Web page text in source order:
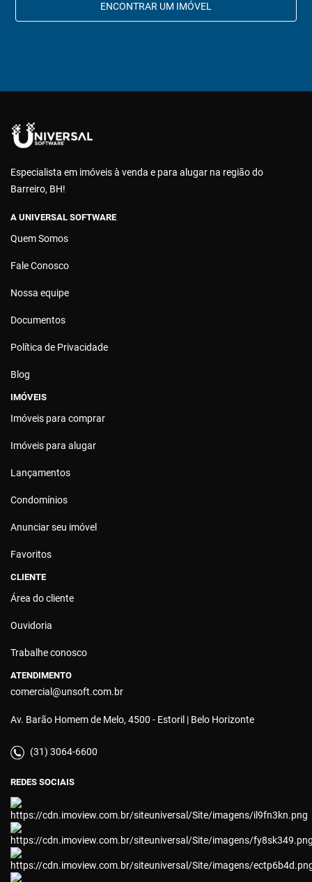
ENCONTRAR UM IMÓVEL
Especialista em imóveis à venda e para alugar na região do
Barreiro, BH!
A UNIVERSAL SOFTWARE
Quem Somos
Fale Conosco
Nossa equipe
Documentos
Política de Privacidade
Blog
IMÓVEIS
Imóveis para comprar
Imóveis para alugar
Lançamentos
Condomínios
Anunciar seu imóvel
Favoritos
CLIENTE
Área do cliente
Ouvidoria
Trabalhe conosco
ATENDIMENTO
comercial@unsoft.com.br
Av. Barão Homem de Melo, 4500 - Estoril | Belo Horizonte
(31) 3064-6600
REDES SOCIAIS